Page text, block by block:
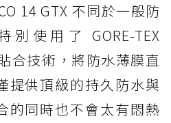
14 GTX 不同於一般防
使用了 GORE-TEX
合技術，將防水薄膜直
提供頂級的持久防水與
的同時也不會太有悶熱